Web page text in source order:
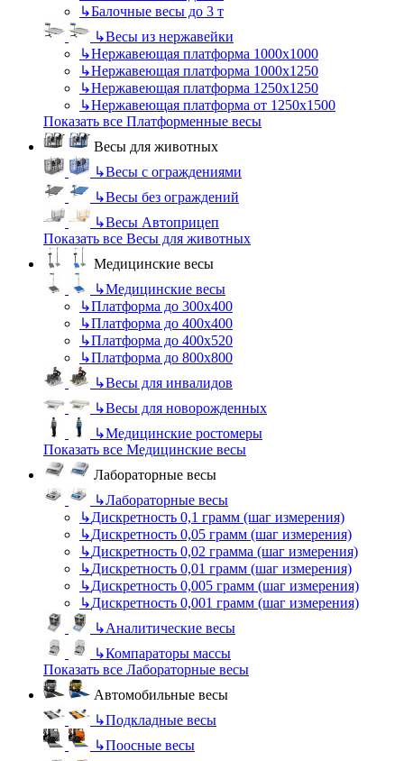
↳Балочные весы до 3 т
↳Весы из нержавейки
↳Нержавеющая платформа 1000х1000
↳Нержавеющая платформа 1000х1250
↳Нержавеющая платформа 1250х1250
↳Нержавеющая платформа от 1250х1500
Показать все Платформенные весы
Весы для животных
↳Весы с ограждениями
↳Весы без ограждений
↳Весы Автоприцеп
Показать все Весы для животных
Медицинские весы
↳Медицинские весы
↳Платформа до 300х400
↳Платформа до 400х400
↳Платформа до 400х520
↳Платформа до 800х800
↳Весы для инвалидов
↳Весы для новорожденных
↳Медицинские ростомеры
Показать все Медицинские весы
Лабораторные весы
↳Лабораторные весы
↳Дискретность 0,1 грамм (шаг измерения)
↳Дискретность 0,05 грамм (шаг измерения)
↳Дискретность 0,02 грамма (шаг измерения)
↳Дискретность 0,01 грамм (шаг измерения)
↳Дискретность 0,005 грамм (шаг измерения)
↳Дискретность 0,001 грамм (шаг измерения)
↳Аналитические весы
↳Компараторы массы
Показать все Лабораторные весы
Автомобильные весы
↳Подкладные весы
↳Поосные весы